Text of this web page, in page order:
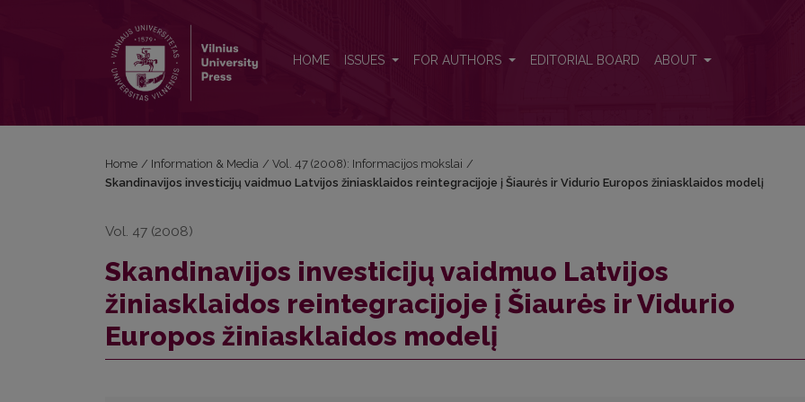
HOME ISSUES FOR AUTHORS EDITORIAL BOARD ABOUT
Home / Information & Media / Vol. 47 (2008): Informacijos mokslai /
Skandinavijos investicijų vaidmuo Latvijos žiniasklaidos reintegracijoje į Šiaurės ir Vidurio Europos žiniasklaidos modelį
Vol. 47 (2008)
Skandinavijos investicijų vaidmuo Latvijos
žiniasklaidos reintegracijoje į Šiaurės ir Vidurio
Europos žiniasklaidos modelį